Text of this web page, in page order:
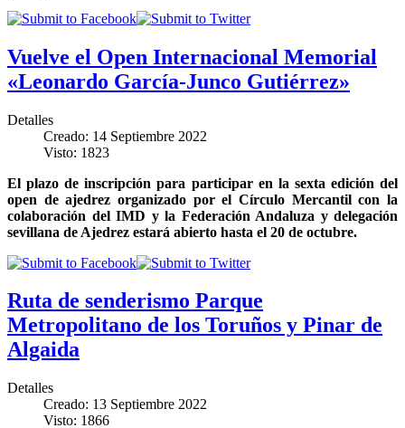
Vuelve el Open Internacional Memorial
«Leonardo García-Junco Gutiérrez»
Detalles
Creado: 14 Septiembre 2022
Visto: 1823
El plazo de inscripción para participar en la sexta edición del
open de ajedrez organizado por el Círculo Mercantil con la
colaboración del IMD y la Federación Andaluza y delegación
sevillana de Ajedrez estará abierto hasta el 20 de octubre.
Ruta de senderismo Parque
Metropolitano de los Toruños y Pinar de
Algaida
Detalles
Creado: 13 Septiembre 2022
Visto: 1866